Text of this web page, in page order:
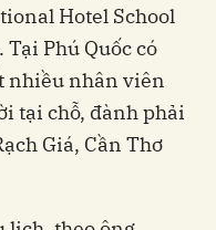
Hotel School
Phú Quốc có
nhiều nhân viên
tại chỗ, đành phải
Giá, Cần Thơ